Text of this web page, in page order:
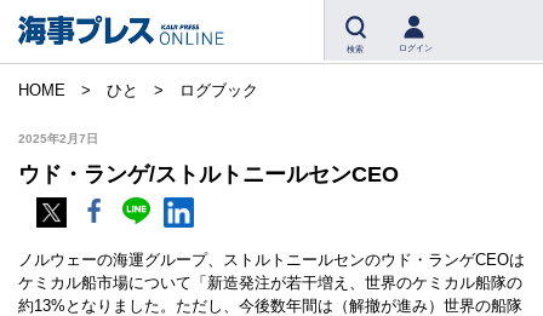
検索 ログイン
HOME ひと ログブック
2025年2月7日
ウド・ランゲ/ストルトニールセンCEO
ノルウェーの海運グループ、ストルトニールセンのウド・ランゲCEOは
ケミカル船市場について「新造発注が若干増え、世界のケミカル船隊の
約13%となりました。ただし、今後数年間は（解撤が進み）世界の船隊